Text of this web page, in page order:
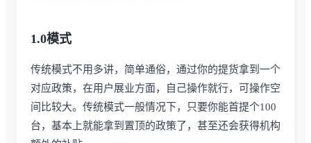
1.0模式
传统模式不用多讲，简单通俗，通过你的提货拿到一个
对应政策，在用户展业方面，自己操作就行，可操作空
间比较大。传统模式一般情况下，只要你能首提个100
台，基本上就能拿到置顶的政策了，甚至还会获得机构